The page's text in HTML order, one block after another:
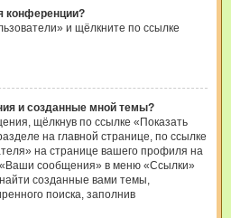
конференции?
и щёлкните по ссылке
и созданные мной темы?
щёлкнув по ссылке «Показать
на главной странице, по ссылке
на странице вашего профиля на
сообщения» в меню «Ссылки»
созданные вами темы,
поиска, заполнив